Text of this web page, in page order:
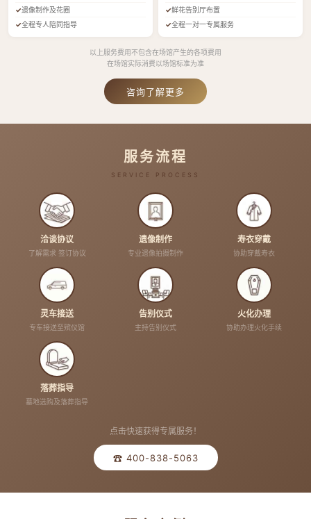
遗像制作及花圈
全程专人陪同指导
鲜花告别厅布置
全程一对一专属服务
以上服务费用不包含在场馆产生的各项费用
在场馆实际消费以场馆标准为准
咨询了解更多
服务流程
SERVICE PROCESS
洽谈协议
了解需求 签订协议
遗像制作
专业遗像拍摄制作
寿衣穿戴
协助穿戴寿衣
灵车接送
专车接送至殡仪馆
告别仪式
主持告别仪式
火化办理
协助办理火化手续
落葬指导
墓地选购及落葬指导
点击快速获得专属服务！
☎ 400-838-5063